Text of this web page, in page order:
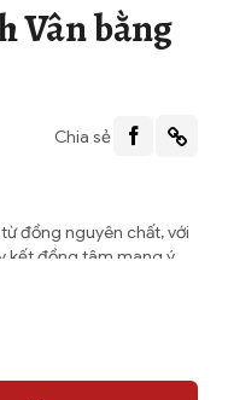
Vân bằng
Chia sẻ
đồng nguyên chất, với
kết đồng tâm mang ý